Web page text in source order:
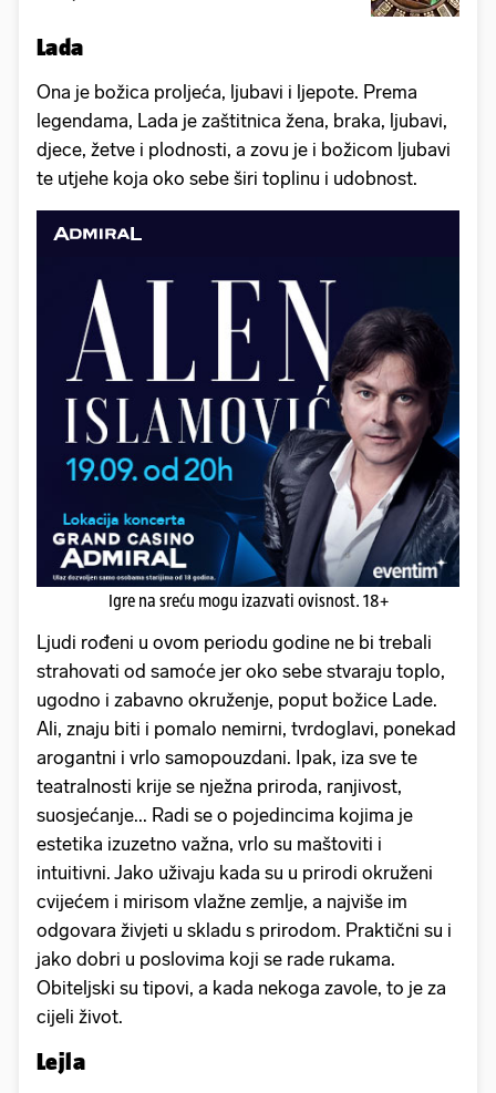
Lada
Ona je božica proljeća, ljubavi i ljepote. Prema
legendama, Lada je zaštitnica žena, braka, ljubavi,
djece, žetve i plodnosti, a zovu je i božicom ljubavi
te utjehe koja oko sebe širi toplinu i udobnost.
Igre na sreću mogu izazvati ovisnost. 18+
Ljudi rođeni u ovom periodu godine ne bi trebali
strahovati od samoće jer oko sebe stvaraju toplo,
ugodno i zabavno okruženje, poput božice Lade.
Ali, znaju biti i pomalo nemirni, tvrdoglavi, ponekad
arogantni i vrlo samopouzdani. Ipak, iza sve te
teatralnosti krije se nježna priroda, ranjivost,
suosjećanje... Radi se o pojedincima kojima je
estetika izuzetno važna, vrlo su maštoviti i
intuitivni. Jako uživaju kada su u prirodi okruženi
cvijećem i mirisom vlažne zemlje, a najviše im
odgovara živjeti u skladu s prirodom. Praktični su i
jako dobri u poslovima koji se rade rukama.
Obiteljski su tipovi, a kada nekoga zavole, to je za
cijeli život.
Lejla